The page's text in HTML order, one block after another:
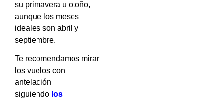
su primavera u otoño,
aunque los meses
ideales son abril y
septiembre.
Te recomendamos mirar
los vuelos con
antelación
siguiendo los